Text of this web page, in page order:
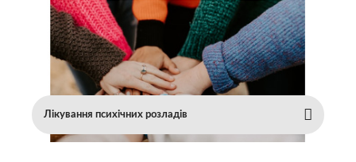
Лікування психічних розладів